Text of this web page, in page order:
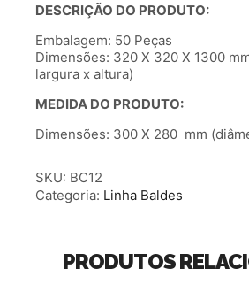
DESCRIÇÃO DO PRODUTO:
Embalagem: 50 Peças
Dimensões: 320 X 320 X 1300
largura x altura)
MEDIDA DO PRODUTO:
Dimensões: 300 X 280 mm
SKU: BC12
Categoria: Linha Baldes
PRODUTOS